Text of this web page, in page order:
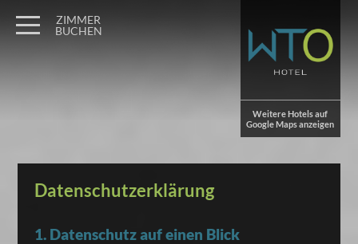
Weitere Hotels auf
Google Maps anzeigen
ZIMMER
BUCHEN
Datenschutzerklärung
1. Datenschutz auf einen Blick